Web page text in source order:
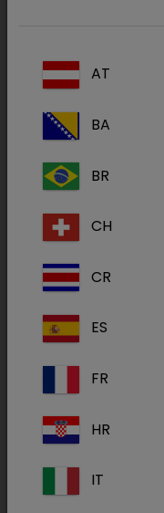
Bupredine
AT
BA
BR
CH
CR
ES
FR
HR
IT